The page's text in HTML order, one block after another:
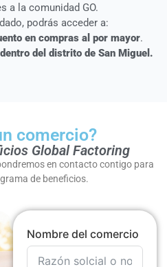
a la comunidad GO.
podrás acceder a:
en compras al por mayor.
del distrito de San Miguel.
comercio?
Global Factoring
en contacto contigo para
de beneficios.
Nombre del comercio